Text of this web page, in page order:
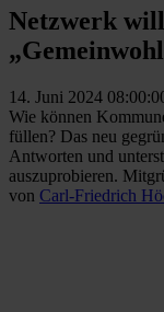
Netzwerk
14. Juni 2024
Wie können
füllen? Das neu
Antworten und
auszuprobieren.
von Carl-Friedrich